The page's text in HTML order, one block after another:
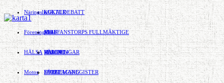
LOKALDEBATT
STAFFANSTORPS FULLMÄKTIGE
VAL 2014
KULTUR
Mat
RESOR
EVENEMANG
Näringsliv »
JOBB
HANDEL
FÖRETAGSREGISTER
Föreningsliv »
FÖRENINGAR
SPORT
HÄLSA
Motor